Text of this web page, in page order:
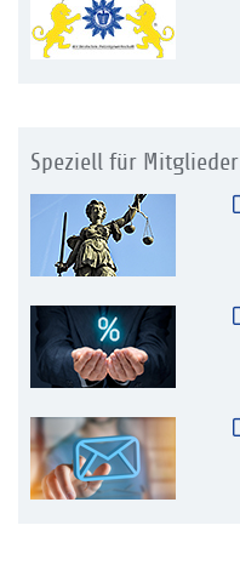
Speziell für Mitglieder